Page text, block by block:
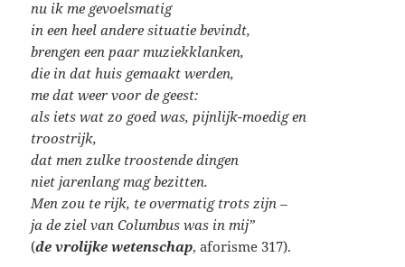
nu ik me gevoelsmatig
in een heel andere situatie bevindt,
brengen een paar muziekklanken,
die in dat huis gemaakt werden,
me dat weer voor de geest:
als iets wat zo goed was, pijnlijk-moedig en
troostrijk,
dat men zulke troostende dingen
niet jarenlang mag bezitten.
Men zou te rijk, te overmatig trots zijn –
ja de ziel van Columbus was in mij”
(de vrolijke wetenschap, aforisme 317).